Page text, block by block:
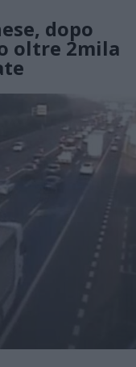
dopo
oltre 2mila